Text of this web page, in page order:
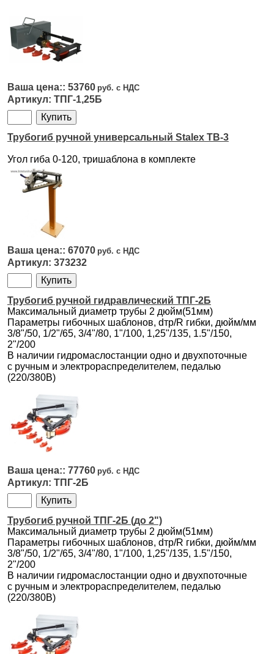
53760
ТПГ-1,25Б
Трубогиб ручной универсальный Stalex TB-3
Угол гиба 0-120, тришаблона в комплекте
67070
373232
Трубогиб ручной гидравлический ТПГ-2Б
Максимальный диаметр трубы 2 дюйм(51мм)
Параметры гибочных шаблонов, dтр/R гибки, дюйм/мм
3/8"/50, 1/2"/65, 3/4"/80, 1"/100, 1,25"/135, 1.5"/150,
2"/200
В наличии гидромаслостанции одно и двухпоточные
с ручным и электрораспределителем, педалью
(220/380В)
77760
ТПГ-2Б
Трубогиб ручной ТПГ-2Б (до 2")
Максимальный диаметр трубы 2 дюйм(51мм)
Параметры гибочных шаблонов, dтр/R гибки, дюйм/мм
3/8"/50, 1/2"/65, 3/4"/80, 1"/100, 1,25"/135, 1.5"/150,
2"/200
В наличии гидромаслостанции одно и двухпоточные
с ручным и электрораспределителем, педалью
(220/380В)